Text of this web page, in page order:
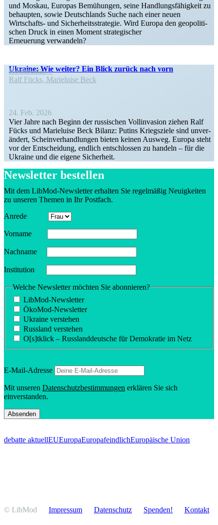
und Moskau, Europas Bemühungen, seine Handlungs­fä­higkeit zu
behaupten, sowie Deutsch­lands Suche nach einer neuen
Wirtschafts- und Sicher­heits­stra­tegie. Wird Europa den geopo­li­ti­
schen Druck in einen Moment strate­gi­scher
Erneuerung verwandeln?
Ukraine: Wie weiter? Ein Blick zurück nach vorn
Kommentar
Ralf Fücks, Marie­luise Beck
24. Feb. 2026
Vier Jahre nach Beginn der russi­schen Vollin­vasion ziehen Ralf
Fücks und Marie­luise Beck Bilanz: Putins Kriegs­ziele sind unver­
ändert, Schein­ver­hand­lungen bieten keinen Ausweg. Europa steht
vor der Entscheidung, endlich entschlossen zu handeln – für die
Ukraine und die eigene Sicherheit.
Newsletter bestellen
Mit dem LibMod-Newsletter erhalten Sie regel­mäßig Neuig­keiten
zu unseren Themen in Ihr Postfach.
Anrede
Vorname
Nachname
Insti­tution
Welche Newsletter möchten Sie abonnieren?
LibMod-Newsletter
ÖkoMod-Newsletter
Ukraine verstehen
Russland verstehen
O[s]tklick – Russland­deutsche für Demokratie im Netz
E‑Mail-Adresse
Mit unseren Daten­schutz­be­stim­mungen erklären Sie sich
einverstanden.
debatte aktuellEUEuropaEuropafeindlichEuropäische Union
© LibMod Impressum Daten­schutz Spenden! Kontakt